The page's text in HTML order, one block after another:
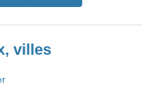
villes